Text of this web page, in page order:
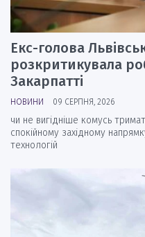
Екс-голова
розкритикувала
Закарпатті
НОВИНИ 09 СЕРПНЯ, 2026
чи не вигідніше комусь
спокійному західному
технологій